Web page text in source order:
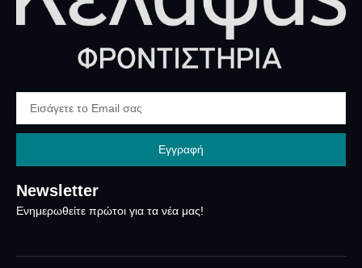
Newsletter
Ενημερωθείτε πρώτοι για τα νέα μας!
Εγγραφή